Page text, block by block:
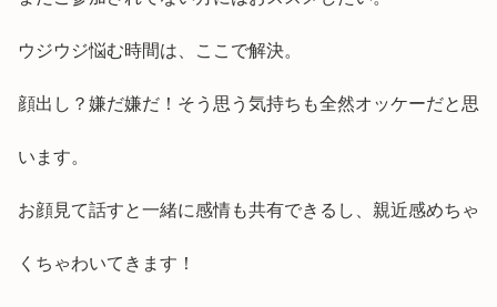
ウジウジ悩む時間は、ここで解決。
顔出し？嫌だ嫌だ！そう思う気持ちも全然オッケーだと思
います。
お顔見て話すと一緒に感情も共有できるし、親近感めちゃ
くちゃわいてきます！